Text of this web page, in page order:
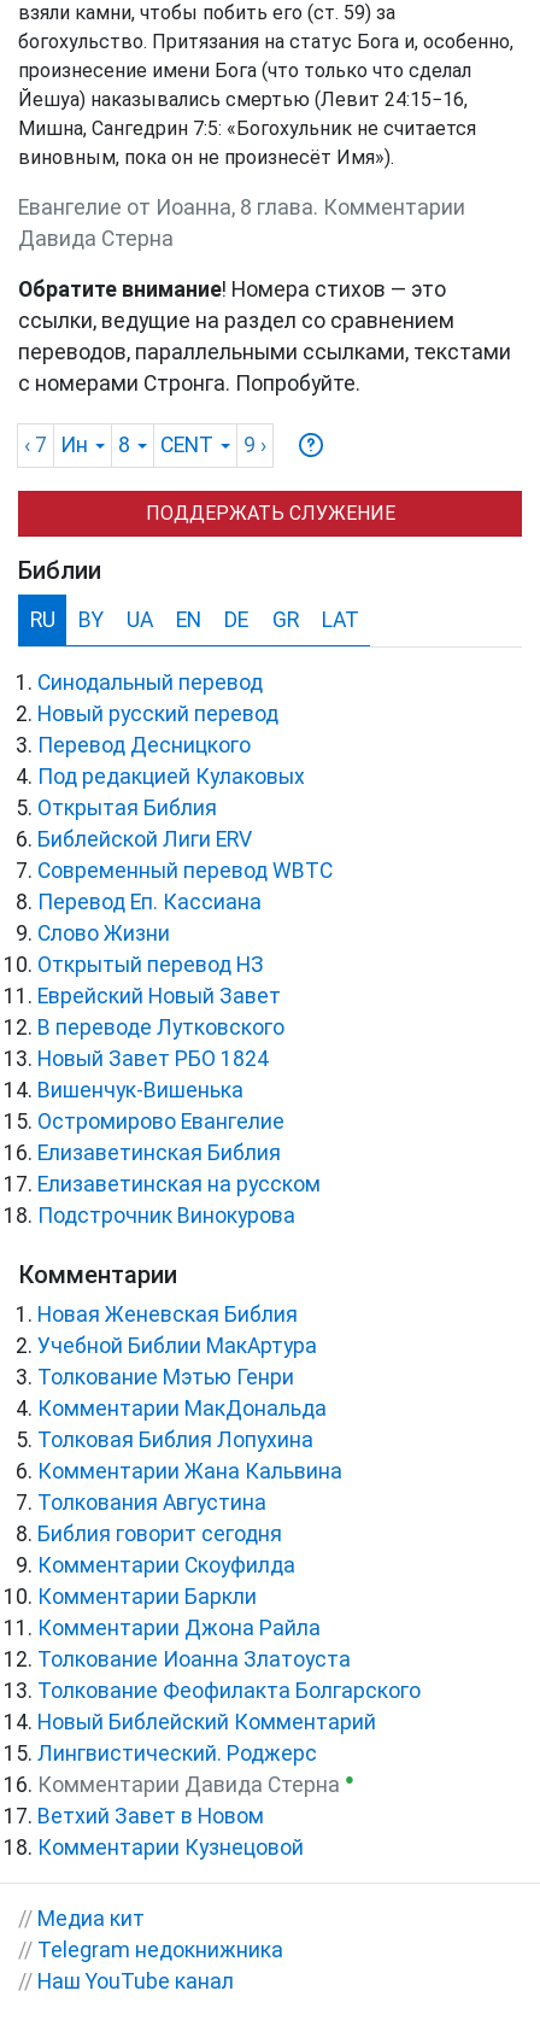
взяли камни, чтобы побить его (ст. 59) за
богохульство. Притязания на статус Бога и, особенно,
произнесение имени Бога (что только что сделал
Йешуа) наказывались смертью (Левит 24:15−16,
Мишна, Сангедрин 7:5: «Богохульник не считается
виновным, пока он не произнесёт Имя»).
Евангелие от Иоанна, 8 глава. Комментарии
Давида Стерна
Обратите внимание! Номера стихов — это
ссылки, ведущие на раздел со сравнением
переводов, параллельными ссылками, текстами
с номерами Стронга. Попробуйте.
‹ 7 Ин 8 CENT 9 ›
ПОДДЕРЖАТЬ СЛУЖЕНИЕ
Библии
RU BY UA EN DE GR LAT
Синодальный перевод
Новый русский перевод
Перевод Десницкого
Под редакцией Кулаковых
Открытая Библия
Библейской Лиги ERV
Cовременный перевод WBTC
Перевод Еп. Кассиана
Слово Жизни
Открытый перевод НЗ
Еврейский Новый Завет
В переводе Лутковского
Новый Завет РБО 1824
Вишенчук-Вишенька
Остромирово Евангелие
Елизаветинская Библия
Елизаветинская на русском
Подстрочник Винокурова
Комментарии
Новая Женевская Библия
Учебной Библии МакАртура
Толкование Мэтью Генри
Комментарии МакДональда
Толковая Библия Лопухина
Комментарии Жана Кальвина
Толкования Августина
Библия говорит сегодня
Комментарии Скоуфилда
Комментарии Баркли
Комментарии Джона Райла
Толкование Иоанна Златоуста
Толкование Феофилакта Болгарского
Новый Библейский Комментарий
Лингвистический. Роджерс
Комментарии Давида Стерна ●
Ветхий Завет в Новом
Комментарии Кузнецовой
// Медиа кит
// Telegram недокнижника
// Наш YouTube канал